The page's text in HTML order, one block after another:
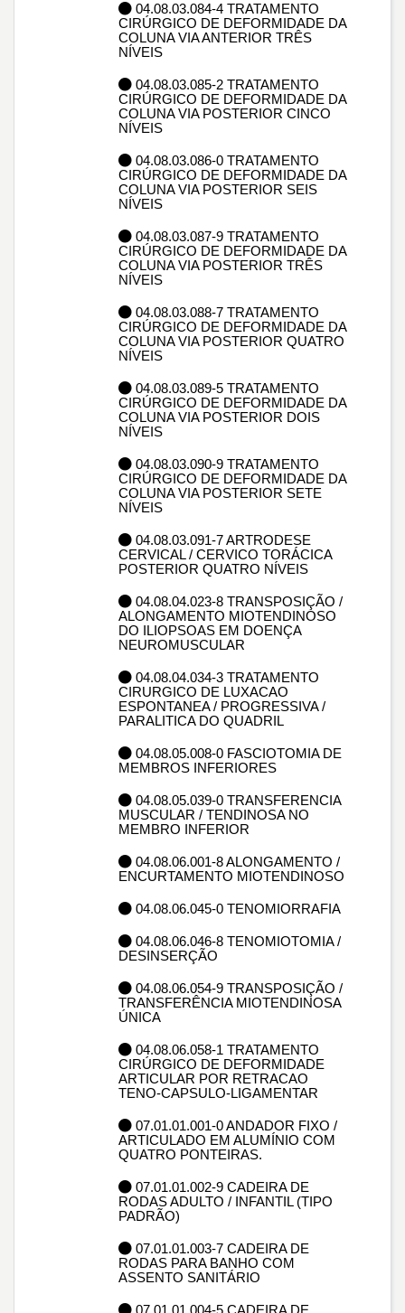
04.08.03.084-4 TRATAMENTO
CIRÚRGICO DE DEFORMIDADE DA
COLUNA VIA ANTERIOR TRÊS
NÍVEIS
04.08.03.085-2 TRATAMENTO
CIRÚRGICO DE DEFORMIDADE DA
COLUNA VIA POSTERIOR CINCO
NÍVEIS
04.08.03.086-0 TRATAMENTO
CIRÚRGICO DE DEFORMIDADE DA
COLUNA VIA POSTERIOR SEIS
NÍVEIS
04.08.03.087-9 TRATAMENTO
CIRÚRGICO DE DEFORMIDADE DA
COLUNA VIA POSTERIOR TRÊS
NÍVEIS
04.08.03.088-7 TRATAMENTO
CIRÚRGICO DE DEFORMIDADE DA
COLUNA VIA POSTERIOR QUATRO
NÍVEIS
04.08.03.089-5 TRATAMENTO
CIRÚRGICO DE DEFORMIDADE DA
COLUNA VIA POSTERIOR DOIS
NÍVEIS
04.08.03.090-9 TRATAMENTO
CIRÚRGICO DE DEFORMIDADE DA
COLUNA VIA POSTERIOR SETE
NÍVEIS
04.08.03.091-7 ARTRODESE
CERVICAL / CERVICO TORÁCICA
POSTERIOR QUATRO NÍVEIS
04.08.04.023-8 TRANSPOSIÇÃO /
ALONGAMENTO MIOTENDINOSO
DO ILIOPSOAS EM DOENÇA
NEUROMUSCULAR
04.08.04.034-3 TRATAMENTO
CIRURGICO DE LUXACAO
ESPONTANEA / PROGRESSIVA /
PARALITICA DO QUADRIL
04.08.05.008-0 FASCIOTOMIA DE
MEMBROS INFERIORES
04.08.05.039-0 TRANSFERENCIA
MUSCULAR / TENDINOSA NO
MEMBRO INFERIOR
04.08.06.001-8 ALONGAMENTO /
ENCURTAMENTO MIOTENDINOSO
04.08.06.045-0 TENOMIORRAFIA
04.08.06.046-8 TENOMIOTOMIA /
DESINSERÇÃO
04.08.06.054-9 TRANSPOSIÇÃO /
TRANSFERÊNCIA MIOTENDINOSA
ÚNICA
04.08.06.058-1 TRATAMENTO
CIRÚRGICO DE DEFORMIDADE
ARTICULAR POR RETRACAO
TENO-CAPSULO-LIGAMENTAR
07.01.01.001-0 ANDADOR FIXO /
ARTICULADO EM ALUMÍNIO COM
QUATRO PONTEIRAS.
07.01.01.002-9 CADEIRA DE
RODAS ADULTO / INFANTIL (TIPO
PADRÃO)
07.01.01.003-7 CADEIRA DE
RODAS PARA BANHO COM
ASSENTO SANITÁRIO
07.01.01.004-5 CADEIRA DE